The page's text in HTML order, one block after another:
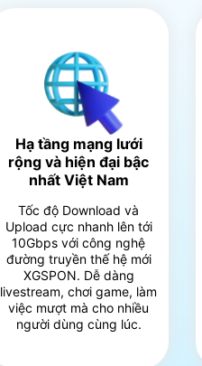
Hạ tầng mạng lưới
rộng và hiện đại bậc
nhất Việt Nam
Tốc độ Download và
Upload cực nhanh lên tới
10Gbps với công nghệ
đường truyền thế hệ mới
XGSPON. Dễ dàng
livestream, chơi game, làm
việc mượt mà cho nhiều
người dùng cùng lúc.